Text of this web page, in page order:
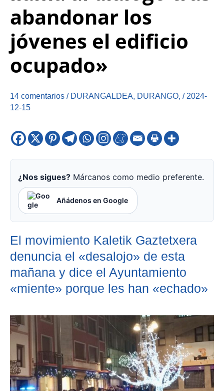
abandonar los
jóvenes el edificio
ocupado»
14 comentarios / DURANGALDEA, DURANGO, / 2024-
12-15
¿Nos sigues? Márcanos como medio preferente.
Añádenos en Google
El movimiento Kaletik Gaztetxera
denuncia el «desalojo» de esta
mañana y dice el Ayuntamiento
«miente» porque les han «echado»